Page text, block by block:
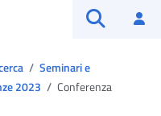
Seminari e
2023
Conferenza